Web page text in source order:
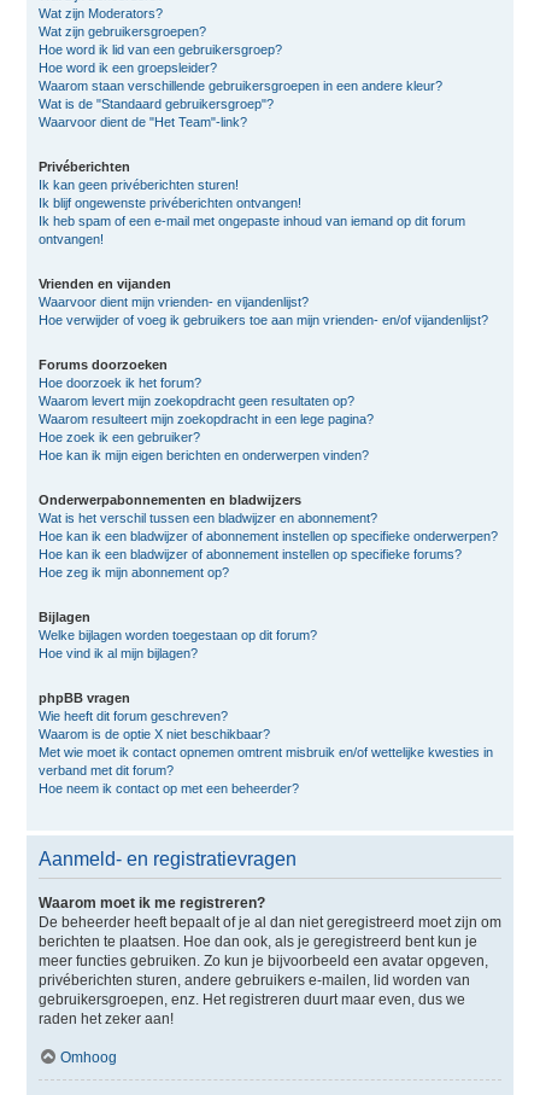
Wat zijn Moderators?
Wat zijn gebruikersgroepen?
Hoe word ik lid van een gebruikersgroep?
Hoe word ik een groepsleider?
Waarom staan verschillende gebruikersgroepen in een andere kleur?
Wat is de "Standaard gebruikersgroep"?
Waarvoor dient de "Het Team"-link?
Privéberichten
Ik kan geen privéberichten sturen!
Ik blijf ongewenste privéberichten ontvangen!
Ik heb spam of een e-mail met ongepaste inhoud van iemand op dit forum
ontvangen!
Vrienden en vijanden
Waarvoor dient mijn vrienden- en vijandenlijst?
Hoe verwijder of voeg ik gebruikers toe aan mijn vrienden- en/of vijandenlijst?
Forums doorzoeken
Hoe doorzoek ik het forum?
Waarom levert mijn zoekopdracht geen resultaten op?
Waarom resulteert mijn zoekopdracht in een lege pagina?
Hoe zoek ik een gebruiker?
Hoe kan ik mijn eigen berichten en onderwerpen vinden?
Onderwerpabonnementen en bladwijzers
Wat is het verschil tussen een bladwijzer en abonnement?
Hoe kan ik een bladwijzer of abonnement instellen op specifieke onderwerpen?
Hoe kan ik een bladwijzer of abonnement instellen op specifieke forums?
Hoe zeg ik mijn abonnement op?
Bijlagen
Welke bijlagen worden toegestaan op dit forum?
Hoe vind ik al mijn bijlagen?
phpBB vragen
Wie heeft dit forum geschreven?
Waarom is de optie X niet beschikbaar?
Met wie moet ik contact opnemen omtrent misbruik en/of wettelijke kwesties in
verband met dit forum?
Hoe neem ik contact op met een beheerder?
Aanmeld- en registratievragen
Waarom moet ik me registreren?
De beheerder heeft bepaalt of je al dan niet geregistreerd moet zijn om
berichten te plaatsen. Hoe dan ook, als je geregistreerd bent kun je
meer functies gebruiken. Zo kun je bijvoorbeeld een avatar opgeven,
privéberichten sturen, andere gebruikers e-mailen, lid worden van
gebruikersgroepen, enz. Het registreren duurt maar even, dus we
raden het zeker aan!
Omhoog